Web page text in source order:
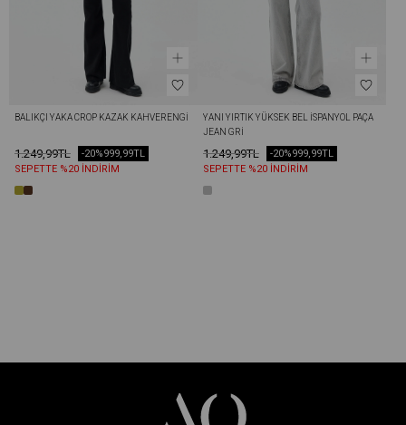
BALIKÇI YAKA CROP KAZAK KAHVERENGI
1.249,99TL 999,99TL
-20%
SEPETTE %20 İNDİRİM
YANI YIRTIK YÜKSEK BEL İSPANYOL PAÇA
JEAN GRI
1.249,99TL 999,99TL
-20%
SEPETTE %20 İNDİRİM